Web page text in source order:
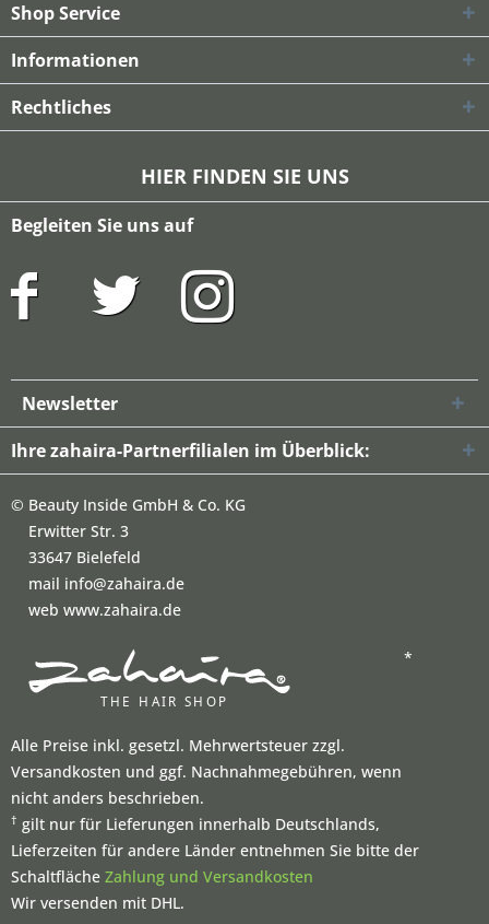
Shop Service
Informationen
Rechtliches
HIER FINDEN SIE UNS
Begleiten Sie uns auf
Newsletter
Ihre zahaira-Partnerfilialen im Überblick:
© Beauty Inside GmbH & Co. KG
Erwitter Str. 3
33647 Bielefeld
mail info@zahaira.de
web www.zahaira.de
*
Alle Preise inkl. gesetzl. Mehrwertsteuer zzgl.
Versandkosten und ggf. Nachnahmegebühren, wenn
nicht anders beschrieben.
† gilt nur für Lieferungen innerhalb Deutschlands,
Lieferzeiten für andere Länder entnehmen Sie bitte der
Schaltfläche Zahlung und Versandkosten
Wir versenden mit DHL.